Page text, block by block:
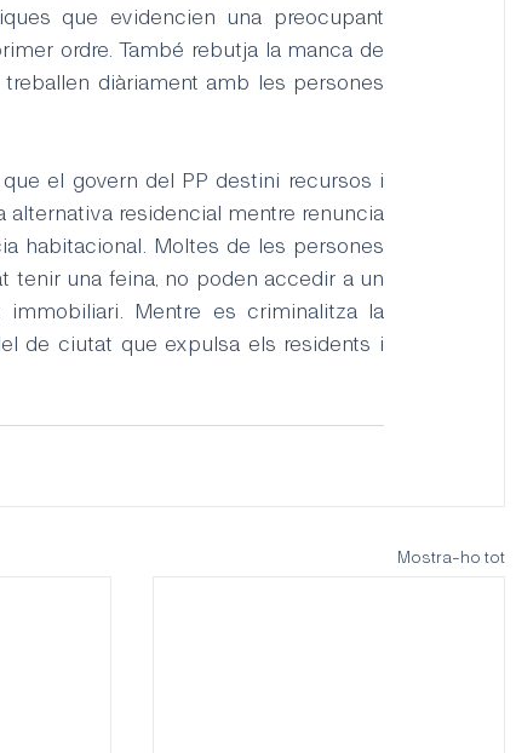
que evidencien una preocupant
ordre. També rebutja la manca de
diàriament amb les persones
el govern del PP destini recursos i
residencial mentre renuncia
habitacional. Moltes de les persones
tenir una feina, no poden accedir a un
Mentre es criminalitza la
de ciutat que expulsa els residents i
Mostra-ho tot